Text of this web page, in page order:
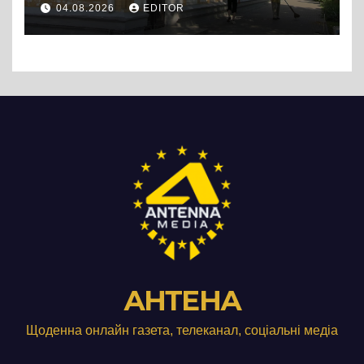
04.08.2026 EDITOR
АНТЕНА
Щоденна онлайн газета, телеканал, соціальні медіа